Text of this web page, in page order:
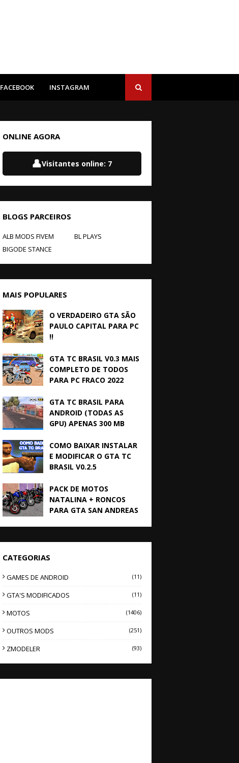
FACEBOOK INSTAGRAM
ONLINE AGORA
👤Visitantes online: 7
BLOGS PARCEIROS
ALB MODS FIVEM
BL PLAYS
BIGODE STANCE
MAIS POPULARES
O VERDADEIRO GTA SÃO
PAULO CAPITAL PARA PC
!!
GTA TC BRASIL V0.3 MAIS
COMPLETO DE TODOS
PARA PC FRACO 2022
GTA TC BRASIL PARA
ANDROID (TODAS AS
GPU) APENAS 300 MB
COMO BAIXAR INSTALAR
E MODIFICAR O GTA TC
BRASIL V0.2.5
PACK DE MOTOS
NATALINA + RONCOS
PARA GTA SAN ANDREAS
CATEGORIAS
GAMES DE ANDROID (11)
GTA'S MODIFICADOS (11)
MOTOS (1406)
OUTROS MODS (251)
ZMODELER (93)